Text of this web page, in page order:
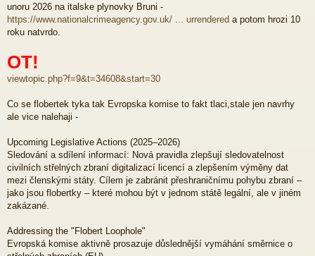
unoru 2026 na italske plynovky Bruni -
https://www.nationalcrimeagency.gov.uk/ ... urrendered a potom hrozi 10
roku natvrdo.
OT!
viewtopic.php?f=9&t=34608&start=30
Co se flobertek tyka tak Evropska komise to fakt tlaci,stale jen navrhy
ale vice nalehaji -
Upcoming Legislative Actions (2025–2026)
Sledování a sdílení informací: Nová pravidla zlepšují sledovatelnost
civilních střelných zbraní digitalizací licencí a zlepšením výměny dat
mezi členskými státy. Cílem je zabránit přeshraničnímu pohybu zbraní –
jako jsou flobertky – které mohou být v jednom státě legální, ale v jiném
zakázané.
Addressing the "Flobert Loophole"
Evropská komise aktivně prosazuje důslednější vymáhání směrnice o